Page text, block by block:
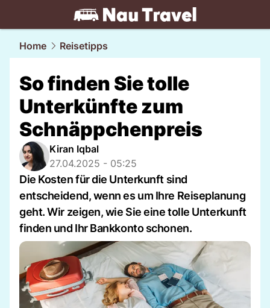
travel.NAU.ch
Home Reisetipps
So finden Sie tolle
Unterkünfte zum
Schnäppchenpreis
Kiran Iqbal
27.04.2025 - 05:25
Die Kosten für die Unterkunft sind
entscheidend, wenn es um Ihre Reiseplanung
geht. Wir zeigen, wie Sie eine tolle Unterkunft
finden und Ihr Bankkonto schonen.